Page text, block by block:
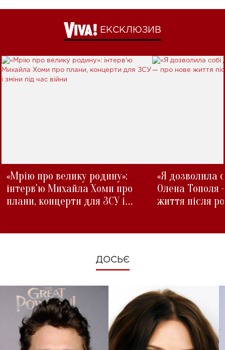
ЕКСКЛЮЗИВ
«Мрію про велику родину»:
інтерв'ю Михайла Хоми про
плани, концерти для ЗСУ і
«Я дозволила
Олена Тополя
життя після
ДОСЬЄ